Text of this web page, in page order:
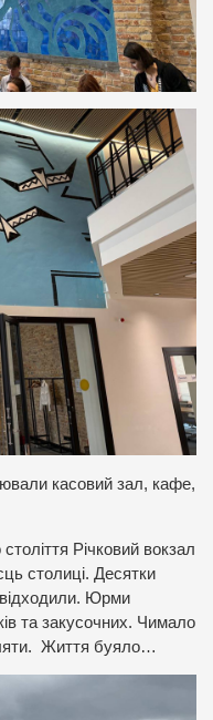
касовий зал, кафе,
Річковий вокзал
столиці. Десятки
Юрми
та закусочних. Чимало
Життя буяло…